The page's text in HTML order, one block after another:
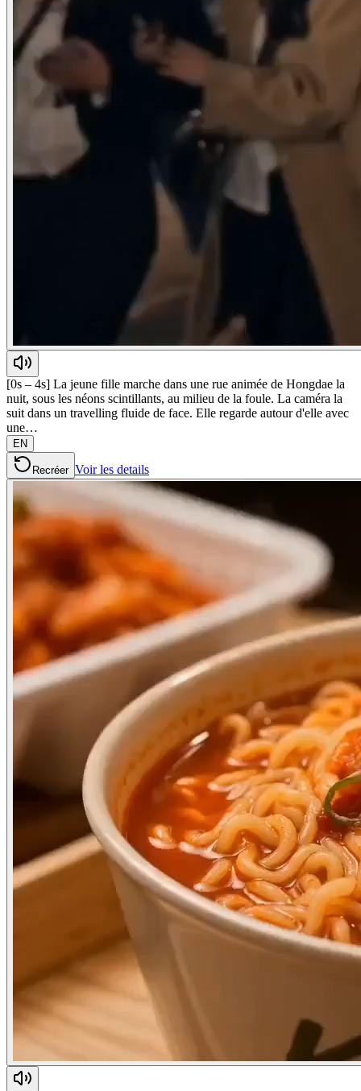
[0s – 4s] La jeune fille marche dans une rue animée de Hongdae la
nuit, sous les néons scintillants, au milieu de la foule. La caméra la
suit dans un travelling fluide de face. Elle regarde autour d'elle avec
une…
EN
Recréer Voir les details